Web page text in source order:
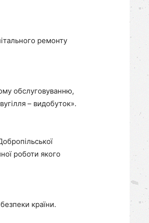
ремонту
обслуговуванню,
– видобуток».
роботи якого
країни.